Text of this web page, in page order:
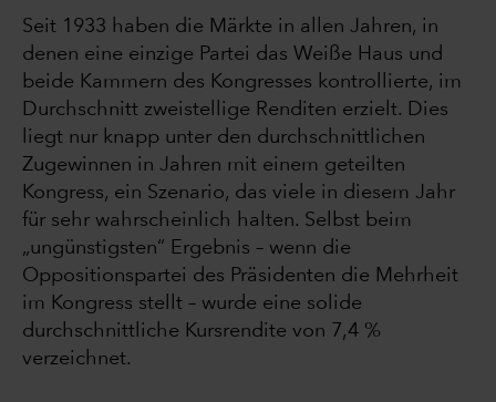
Seit 1933 haben die Märkte in allen Jahren, in
denen eine einzige Partei das Weiße Haus und
beide Kammern des Kongresses kontrollierte, im
Durchschnitt zweistellige Renditen erzielt. Dies
liegt nur knapp unter den durchschnittlichen
Zugewinnen in Jahren mit einem geteilten
Kongress, ein Szenario, das viele in diesem Jahr
für sehr wahrscheinlich halten. Selbst beim
„ungünstigsten“ Ergebnis – wenn die
Oppositionspartei des Präsidenten die Mehrheit
im Kongress stellt – wurde eine solide
durchschnittliche Kursrendite von 7,4 %
verzeichnet.